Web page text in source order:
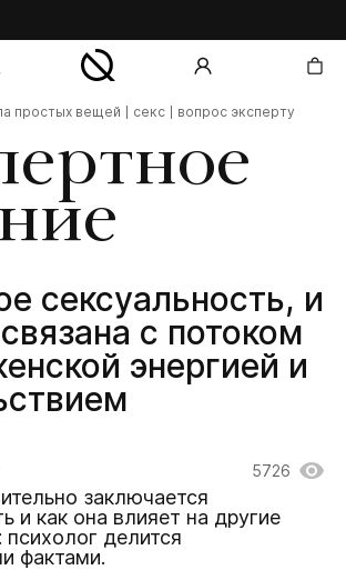
сексуальность, и
с потоком
энергией и
простых вещей секс вопрос эксперту
5726
заключается
и как она влияет на другие
делится
фактами.